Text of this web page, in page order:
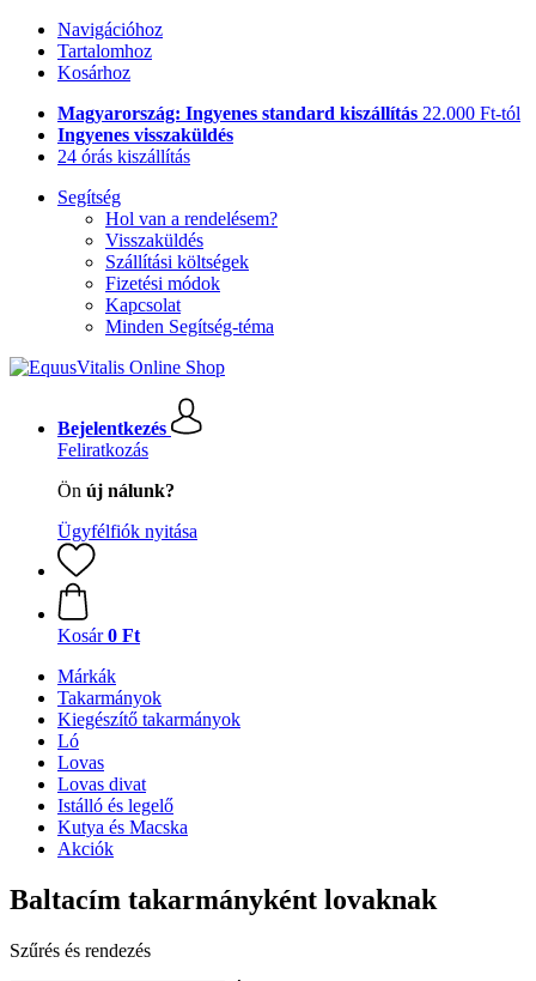
Navigációhoz
Tartalomhoz
Kosárhoz
Magyarország: Ingyenes standard kiszállítás 22.000 Ft-tól
Ingyenes visszaküldés
24 órás kiszállítás
Segítség
Hol van a rendelésem?
Visszaküldés
Szállítási költségek
Fizetési módok
Kapcsolat
Minden Segítség-téma
Bejelentkezés
Feliratkozás
Ön új nálunk?
Ügyfélfiók nyitása
Kosár 0 Ft
Márkák
Takarmányok
Kiegészítő takarmányok
Ló
Lovas
Lovas divat
Istálló és legelő
Kutya és Macska
Akciók
Baltacím takarmányként lovaknak
Szűrés és rendezés